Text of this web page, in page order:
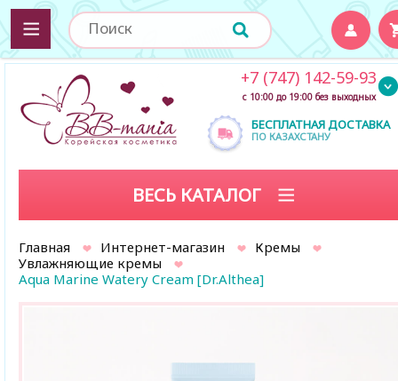
БЕСПЛАТНАЯ ДОСТАВКА
ПО КАЗАХСТАНУ
+7 (747) 142-59-93
с 10:00 до 19:00 без выходных
ВЕСЬ КАТАЛОГ
Главная Интернет-магазин
Кремы
Увлажняющие кремы
Aqua Marine Watery Cream [Dr.Althea]